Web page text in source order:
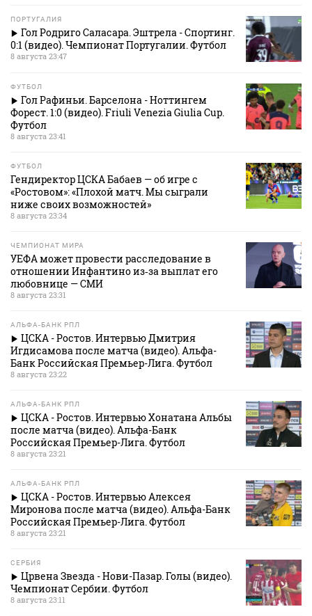
ПОРТУГАЛИЯ
Гол Родриго Саласара. Эштрела - Спортинг.
0:1 (видео). Чемпионат Португалии. Футбол
8 августа 23:47
ФУТБОЛ
Гол Рафиньи. Барселона - Ноттингем
Форест. 1:0 (видео). Friuli Venezia Giulia Cup.
Футбол
8 августа 23:41
ФУТБОЛ
Гендиректор ЦСКА Бабаев — об игре с
«Ростовом»: «Плохой матч. Мы сыграли
ниже своих возможностей»
8 августа 23:34
ЧЕМПИОНАТ МИРА
УЕФА может провести расследование в
отношении Инфантино из‑за выплат его
любовнице — СМИ
8 августа 23:31
АЛЬФА-БАНК РПЛ
ЦСКА - Ростов. Интервью Дмитрия
Игдисамова после матча (видео). Альфа-
Банк Российская Премьер-Лига. Футбол
8 августа 23:22
АЛЬФА-БАНК РПЛ
ЦСКА - Ростов. Интервью Хонатана Альбы
после матча (видео). Альфа-Банк
Российская Премьер-Лига. Футбол
8 августа 23:21
АЛЬФА-БАНК РПЛ
ЦСКА - Ростов. Интервью Алексея
Миронова после матча (видео). Альфа-Банк
Российская Премьер-Лига. Футбол
8 августа 23:21
СЕРБИЯ
Црвена Звезда - Нови-Пазар. Голы (видео).
Чемпионат Сербии. Футбол
8 августа 23:11